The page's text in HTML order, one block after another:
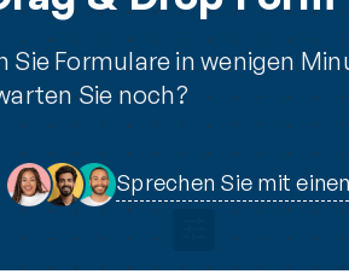
Formulare in wenigen
Sie noch?
Sprechen Sie mit